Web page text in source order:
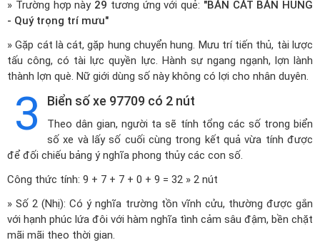
» Trường hợp này 29 tương ứng với quẻ: "BÁN CÁT BÁN HUNG
- Quý trọng trí mưu"
» Gặp cát là cát, gặp hung chuyển hung. Mưu trí tiến thủ, tài lược
tấu công, có tài lực quyền lực. Hành sự ngang ngạnh, lợn lành
thành lợn què. Nữ giới dùng số này không có lợi cho nhân duyên.
3 Biển số xe 97709 có 2 nút
Theo dân gian, người ta sẽ tính tổng các số trong biển
số xe và lấy số cuối cùng trong kết quả vừa tính được
để đối chiếu bảng ý nghĩa phong thủy các con số.
Công thức tính: 9 + 7 + 7 + 0 + 9 = 32 » 2 nút
» Số 2 (Nhị): Có ý nghĩa trường tồn vĩnh cửu, thường được gắn
với hạnh phúc lứa đôi với hàm nghĩa tình cảm sâu đậm, bền chặt
mãi mãi theo thời gian.